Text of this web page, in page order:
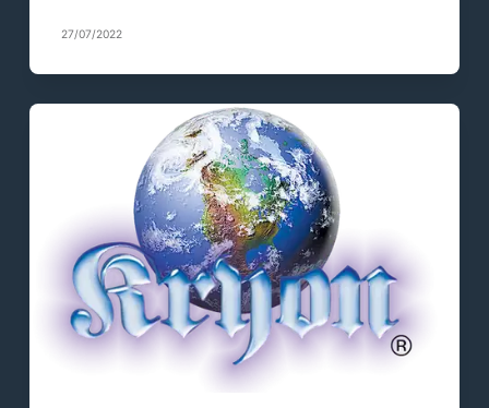
27/07/2022